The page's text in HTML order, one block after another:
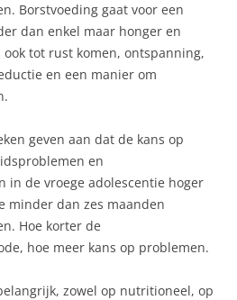
Borstvoeding gaat voor een
dan enkel maar honger en
tot rust komen, ontspanning,
en een manier om
geven aan dat de kans op
en
in de vroege adolescentie hoger
minder dan zes maanden
Hoe korter de
hoe meer kans op problemen.
zowel op nutritioneel, op